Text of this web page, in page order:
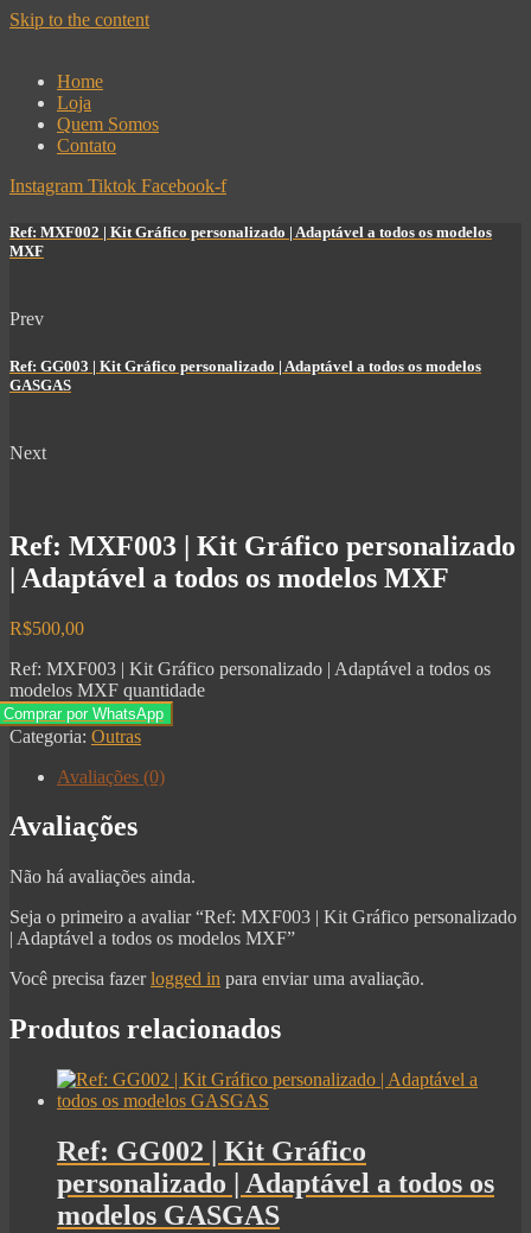
Skip to the content
Home
Loja
Quem Somos
Contato
Instagram Tiktok Facebook-f
Ref: MXF002 | Kit Gráfico personalizado | Adaptável a todos os modelos
MXF
Prev
Ref: GG003 | Kit Gráfico personalizado | Adaptável a todos os modelos
GASGAS
Next
Ref: MXF003 | Kit Gráfico personalizado
| Adaptável a todos os modelos MXF
R$500,00
Ref: MXF003 | Kit Gráfico personalizado | Adaptável a todos os
modelos MXF quantidade
Comprar por WhatsApp
Categoria: Outras
Avaliações (0)
Avaliações
Não há avaliações ainda.
Seja o primeiro a avaliar “Ref: MXF003 | Kit Gráfico personalizado
| Adaptável a todos os modelos MXF”
Você precisa fazerlogged in para enviar uma avaliação.
Produtos relacionados
Ref: GG002 | Kit Gráfico
personalizado | Adaptável a todos os
modelos GASGAS